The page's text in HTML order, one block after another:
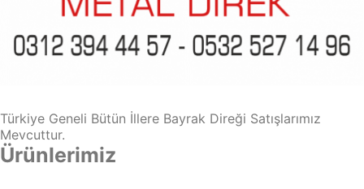
Türkiye Geneli Bütün İllere Bayrak Direği Satışlarımız
Mevcuttur.
Ürünlerimiz